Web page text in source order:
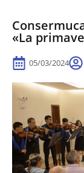
«La
05/03/2024